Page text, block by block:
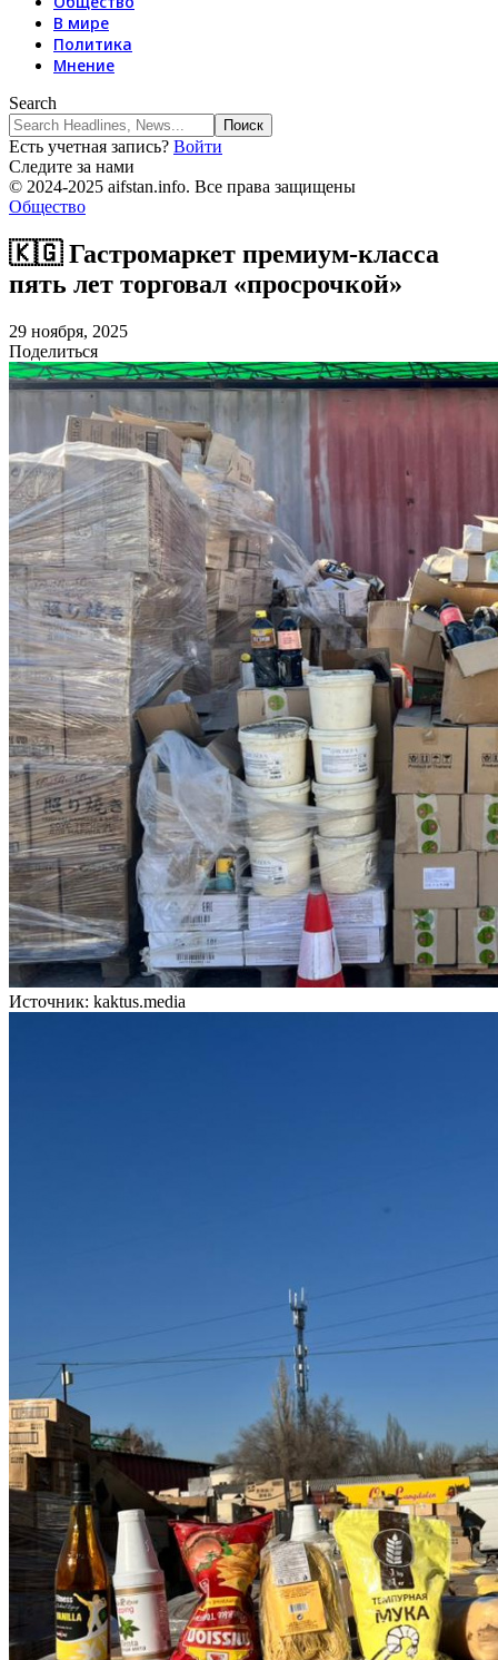
В мире
Политика
Мнение
Search
Есть учетная запись? Войти
Следите за нами
© 2024-2025 aifstan.info. Все права защищены
Общество
🇰🇬 Гастромаркет премиум-класса
пять лет торговал «просрочкой»
29 ноября, 2025
Поделиться
Источник: kaktus.media